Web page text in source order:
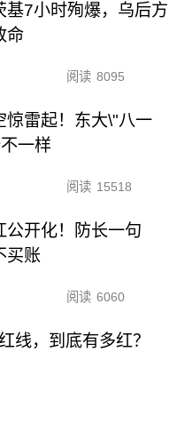
基7小时殉爆，乌后方
命
阅读 8095
惊雷起！东大\"八一
一样
阅读 15518
公开化！防长一句
买账
阅读 6060
线，到底有多红？